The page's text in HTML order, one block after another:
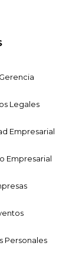
Legales
Empresarial
Empresarial
Personales